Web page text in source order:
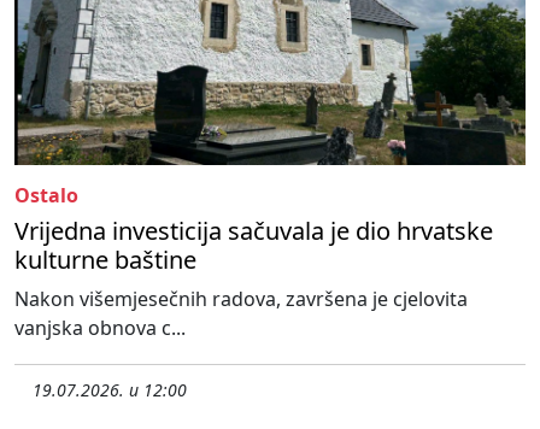
Ostalo
Vrijedna investicija sačuvala je dio hrvatske
kulturne baštine
Nakon višemjesečnih radova, završena je cjelovita
vanjska obnova c...
19.07.2026. u 12:00